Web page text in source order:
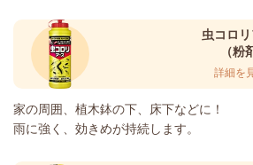
虫コロ
（粉
詳細を
家の周囲、植木鉢の下、床下などに！
雨に強く、効きめが持続します。